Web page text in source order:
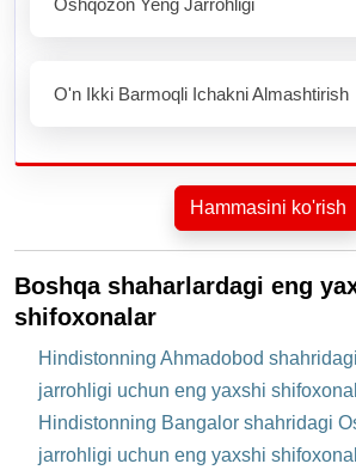
Oshqozon Yeng Jarrohligi
O'n Ikki Barmoqli Ichakni Almashtirish
Hammasini ko'rish
Boshqa shaharlardagi eng
shifoxonalar
Hindistonning Ahmadobod
jarrohligi uchun eng yaxshi
Hindistonning Bangalor shahridagi
jarrohligi uchun eng yaxshi